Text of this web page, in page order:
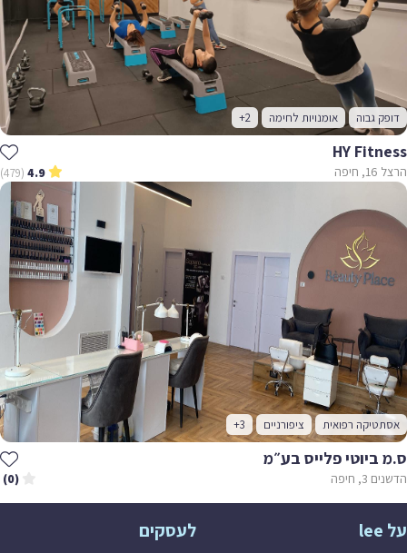
דופק גבוה אומנויות לחימה +2
HY Fitness
הרצל 16, חיפה 4.9
(479)
אסתטיקה רפואית ציפורניים +3
ס.מ ביוטי פלייס בע״מ
הדשנים 3, חיפה (0)
על lee לעסקים